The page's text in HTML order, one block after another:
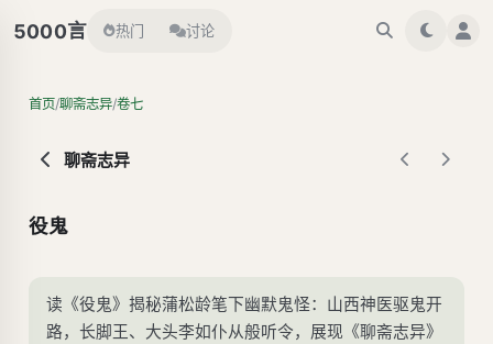
5000言 热门 讨论
首页/聊斋志异/卷七
聊斋志异
役鬼
读《役鬼》揭秘蒲松龄笔下幽默鬼怪：山西神医驱鬼开
路，长脚王、大头李如仆从般听令，展现《聊斋志异》